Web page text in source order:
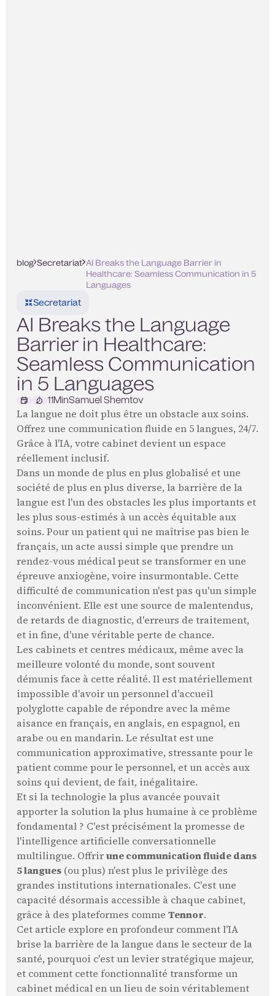
blog Secretariat AI Breaks the Language Barrier in
Healthcare: Seamless Communication in 5
Languages
Secretariat
AI Breaks the Language
Barrier in Healthcare:
Seamless Communication
in 5 Languages
11MinSamuel Shemtov
La langue ne doit plus être un obstacle aux soins.
Offrez une communication fluide en 5 langues, 24/7.
Grâce à l'IA, votre cabinet devient un espace
réellement inclusif.
Dans un monde de plus en plus globalisé et une
société de plus en plus diverse, la barrière de la
langue est l'un des obstacles les plus importants et
les plus sous-estimés à un accès équitable aux
soins. Pour un patient qui ne maîtrise pas bien le
français, un acte aussi simple que prendre un
rendez-vous médical peut se transformer en une
épreuve anxiogène, voire insurmontable. Cette
difficulté de communication n'est pas qu'un simple
inconvénient. Elle est une source de malentendus,
de retards de diagnostic, d'erreurs de traitement,
et in fine, d'une véritable perte de chance.
Les cabinets et centres médicaux, même avec la
meilleure volonté du monde, sont souvent
démunis face à cette réalité. Il est matériellement
impossible d'avoir un personnel d'accueil
polyglotte capable de répondre avec la même
aisance en français, en anglais, en espagnol, en
arabe ou en mandarin. Le résultat est une
communication approximative, stressante pour le
patient comme pour le personnel, et un accès aux
soins qui devient, de fait, inégalitaire.
Et si la technologie la plus avancée pouvait
apporter la solution la plus humaine à ce problème
fondamental ? C'est précisément la promesse de
l'intelligence artificielle conversationnelle
multilingue. Offrirune communication fluide dans
5 langues(ou plus) n'est plus le privilège des
grandes institutions internationales. C'est une
capacité désormais accessible à chaque cabinet,
grâce à des plateformes comme Tennor.
Cet article explore en profondeur comment l'IA
brise la barrière de la langue dans le secteur de la
santé, pourquoi c'est un levier stratégique majeur,
et comment cette fonctionnalité transforme un
cabinet médical en un lieu de soin véritablement